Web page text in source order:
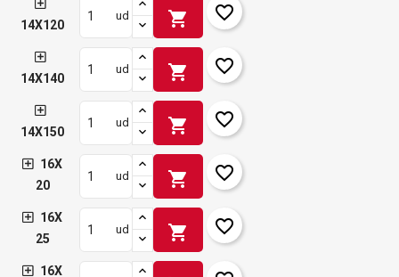
14X120
ud shopping_cart favorite_border
14X140
ud shopping_cart favorite_border
14X150
ud shopping_cart favorite_border
16X
20
ud shopping_cart favorite_border
16X
25
ud shopping_cart favorite_border
16X